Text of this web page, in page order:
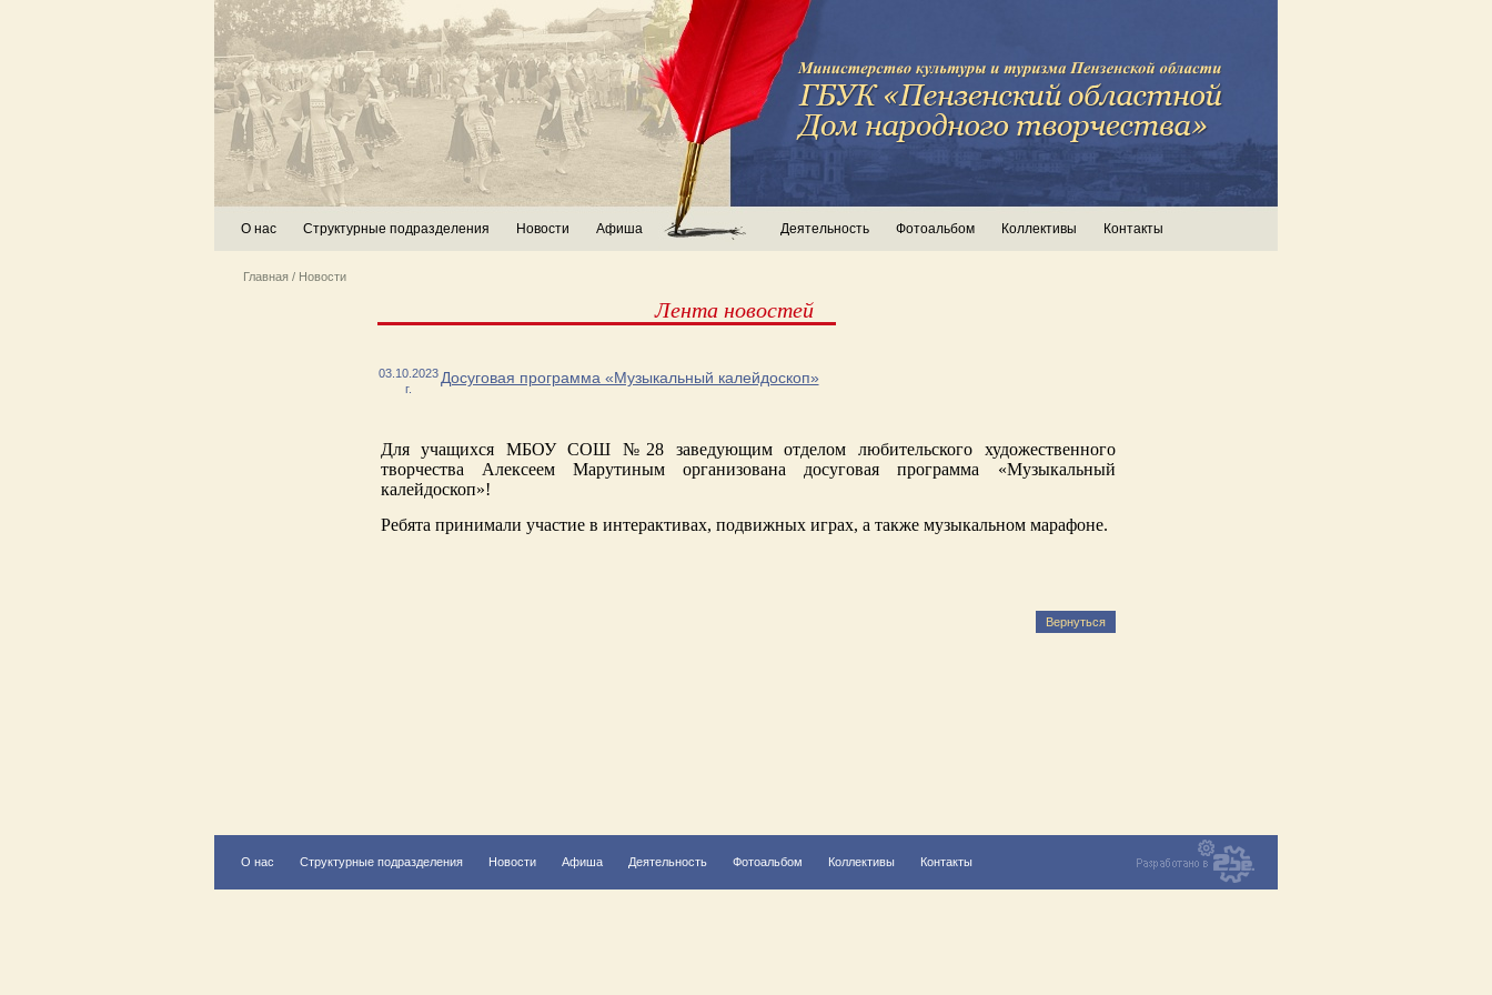
О нас Структурные подразделения Новости Афиша Деятельность Фотоальбом Коллективы Контакты
Главная / Новости
Лента новостей
03.10.2023
г.
Досуговая программа «Музыкальный калейдоскоп»
Для учащихся МБОУ СОШ №28 заведующим отделом любительского художественного
творчества Алексеем Марутиным организована досуговая программа «Музыкальный
калейдоскоп»!
Ребята принимали участие в интерактивах, подвижных играх, а также музыкальном марафоне.
Вернуться
О нас Структурные подразделения Новости Афиша Деятельность Фотоальбом Коллективы Контакты